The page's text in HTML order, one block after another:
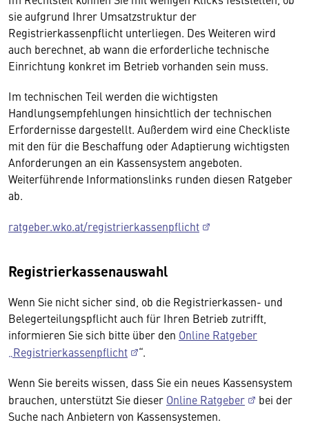
sie aufgrund Ihrer Umsatzstruktur der
Registrierkassenpflicht unterliegen. Des Weiteren wird
auch berechnet, ab wann die erforderliche technische
Einrichtung konkret im Betrieb vorhanden sein muss.
Im technischen Teil werden die wichtigsten
Handlungsempfehlungen hinsichtlich der technischen
Erfordernisse dargestellt. Außerdem wird eine Checkliste
mit den für die Beschaffung oder Adaptierung wichtigsten
Anforderungen an ein Kassensystem angeboten.
Weiterführende Informationslinks runden diesen Ratgeber
ab.
ratgeber.wko.at/registrierkassenpflicht
Registrierkassenauswahl
Wenn Sie nicht sicher sind, ob die Registrierkassen- und
Belegerteilungspflicht auch für Ihren Betrieb zutrifft,
informieren Sie sich bitte über den Online Ratgeber
„Registrierkassenpflicht
“.
Wenn Sie bereits wissen, dass Sie ein neues Kassensystem
brauchen, unterstützt Sie dieser Online Ratgeber
bei der
Suche nach Anbietern von Kassensystemen.